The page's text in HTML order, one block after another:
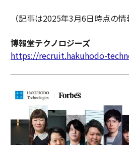
（記事は2025年3月6日時点の情
博報堂テクノロジーズ
https://recruit.hakuhodo-